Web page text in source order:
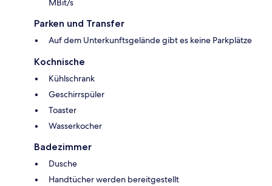
MBit/s
Parken und Transfer
Auf dem Unterkunftsgelände gibt es keine Parkplätze
Kochnische
Kühlschrank
Geschirrspüler
Toaster
Wasserkocher
Badezimmer
Dusche
Handtücher werden bereitgestellt